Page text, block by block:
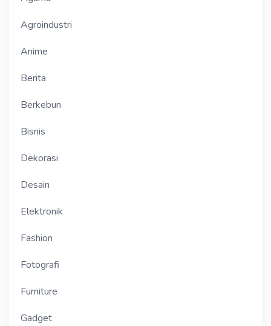
Agroindustri
Anime
Berita
Berkebun
Bisnis
Dekorasi
Desain
Elektronik
Fashion
Fotografi
Furniture
Gadget